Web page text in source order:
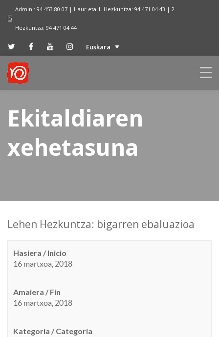
Admin.: 94 453 80 07 | Haur eta 1. Hezkuntza: 94 471 04 43 | 2.
Hezkuntza: 94 471 04 44
Euskara
Ekitaldiaren
xehetasuna
Lehen Hezkuntza: bigarren ebaluazioa
Hasiera / Inicio
16 martxoa, 2018
Amaiera / Fin
16 martxoa, 2018
Kategoria / Categoría